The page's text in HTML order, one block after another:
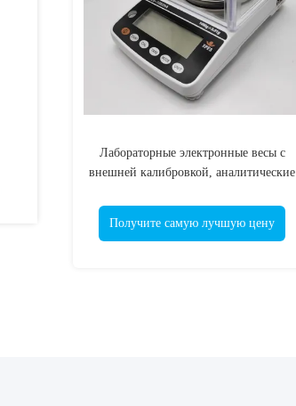
Лабораторные электронные весы с
внешней калибровкой, аналитические
Получите самую лучшую цену